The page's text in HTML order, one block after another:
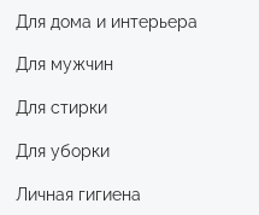
Для дома и интерьера
Для мужчин
Для стирки
Для уборки
Личная гигиена